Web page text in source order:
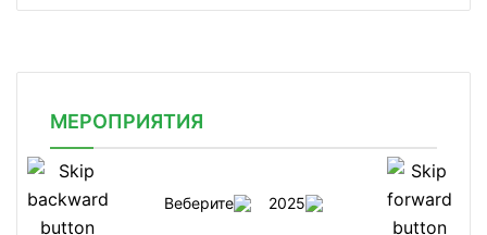
МЕРОПРИЯТИЯ
Веберите 2025